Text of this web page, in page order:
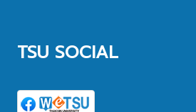
TSU SOCIAL